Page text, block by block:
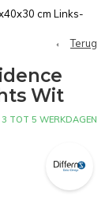
cm Links-
Terug
Wit
3 TOT 5 WERKDAGEN